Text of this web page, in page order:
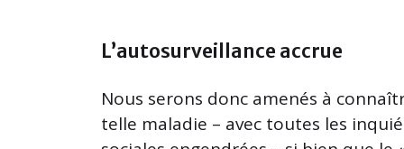
L’autosurveillance accrue
Nous serons donc amenés à
telle maladie – avec toutes les